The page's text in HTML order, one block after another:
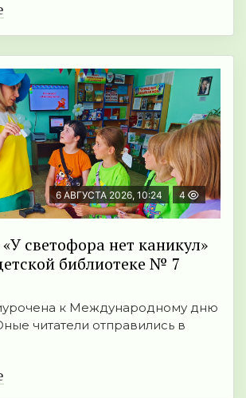
6 АВГУСТА 2026, 10:24 4
светофора нет каникул»
библиотеке № 7
к Международному дню
читатели отправились в